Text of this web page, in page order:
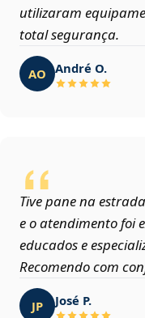
utilizaram
total segurança.
AO André O.
Tive pane na
e o atendimento foi
educados e
Recomendo com
JP José P.